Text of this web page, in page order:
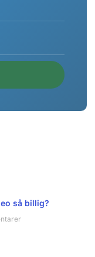
så billig?